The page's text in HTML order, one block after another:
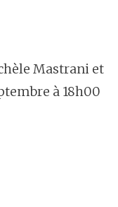
Mastrani et
à 18h00